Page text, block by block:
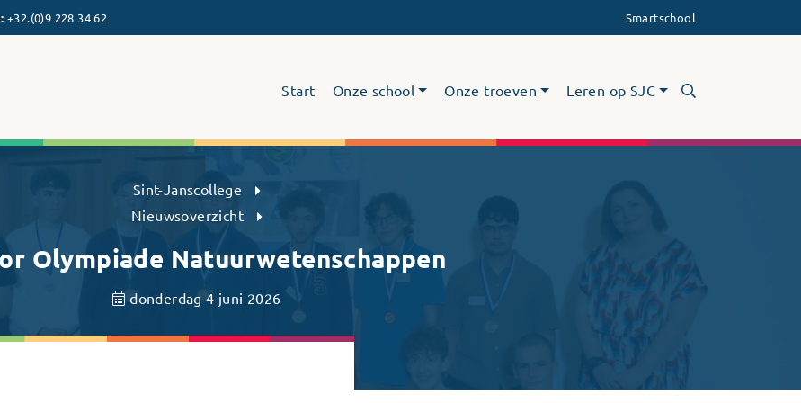
: +32.(0)9 228 34 62 Smartschool
Start Onze school Onze troeven Leren op SJC
Sint-Janscollege
Nieuwsoverzicht
Olympiade Natuurwetenschappen
donderdag 4 juni 2026